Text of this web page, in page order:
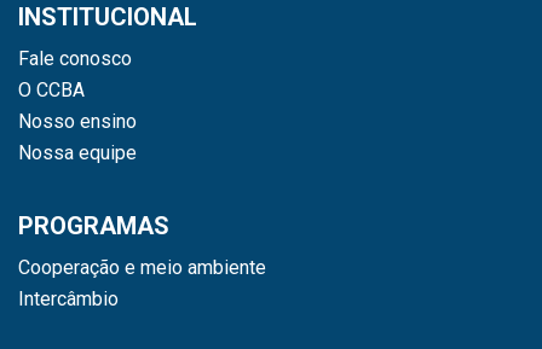
INSTITUCIONAL
Fale conosco
O CCBA
Nosso ensino
Nossa equipe
PROGRAMAS
Cooperação e meio ambiente
Intercâmbio